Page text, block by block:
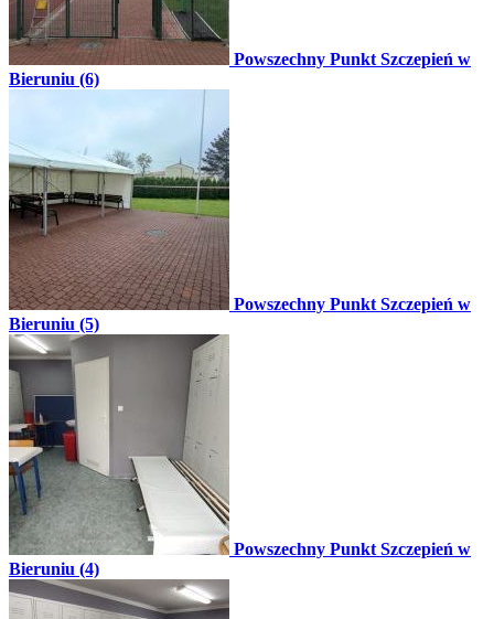
Powszechny Punkt Szczepień w
Bieruniu (6)
Powszechny Punkt Szczepień w
Bieruniu (5)
Powszechny Punkt Szczepień w
Bieruniu (4)